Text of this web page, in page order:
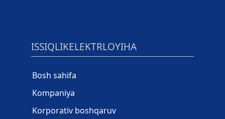
ISSIQLIKELEKTRLOYIHA
Bosh sahifa
Kompaniya
Korporativ boshqaruv